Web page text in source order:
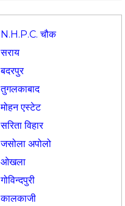
N.H.P.C. चौक
सराय
बदरपुर
तुगलकाबाद
मोहन एस्टेट
सरिता विहार
जसोला अपोलो
ओखला
गोविन्दपुरी
कालकाजी